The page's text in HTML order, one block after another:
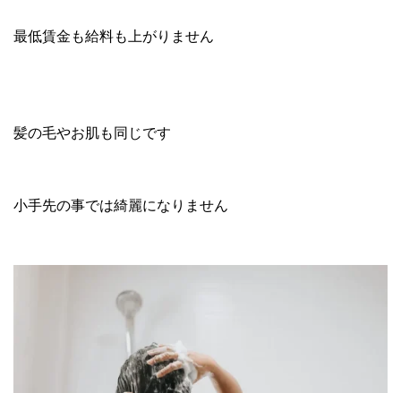
最低賃金も給料も上がりません
髪の毛やお肌も同じです
小手先の事では綺麗になりません